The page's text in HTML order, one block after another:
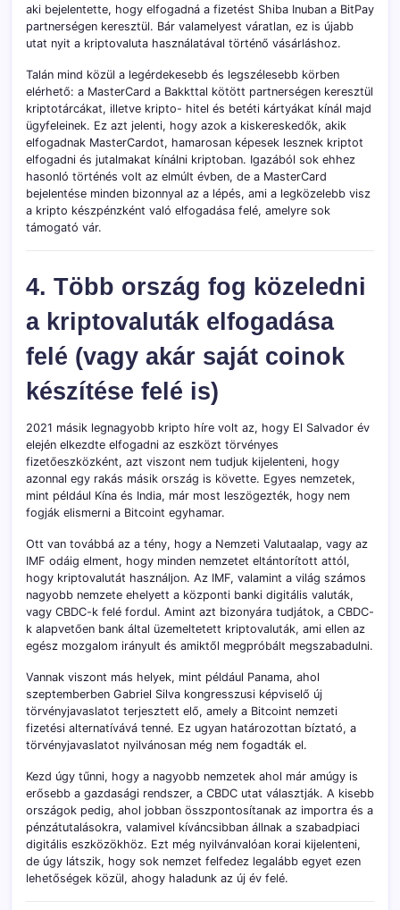
aki bejelentette, hogy elfogadná a fizetést Shiba Inuban a BitPay
partnerségen keresztül. Bár valamelyest váratlan, ez is újabb
utat nyit a kriptovaluta használatával történő vásárláshoz.
Talán mind közül a legérdekesebb és legszélesebb körben
elérhető: a MasterCard a Bakkttal kötött partnerségen keresztül
kriptotárcákat, illetve kripto- hitel és betéti kártyákat kínál majd
ügyfeleinek. Ez azt jelenti, hogy azok a kiskereskedők, akik
elfogadnak MasterCardot, hamarosan képesek lesznek kriptot
elfogadni és jutalmakat kínálni kriptoban. Igazából sok ehhez
hasonló történés volt az elmúlt évben, de a MasterCard
bejelentése minden bizonnyal az a lépés, ami a legközelebb visz
a kripto készpénzként való elfogadása felé, amelyre sok
támogató vár.
4. Több ország fog közeledni
a kriptovaluták elfogadása
felé (vagy akár saját coinok
készítése felé is)
2021 másik legnagyobb kripto híre volt az, hogy El Salvador év
elején elkezdte elfogadni az eszközt törvényes
fizetőeszközként, azt viszont nem tudjuk kijelenteni, hogy
azonnal egy rakás másik ország is követte. Egyes nemzetek,
mint például Kína és India, már most leszögezték, hogy nem
fogják elismerni a Bitcoint egyhamar.
Ott van továbbá az a tény, hogy a Nemzeti Valutaalap, vagy az
IMF odáig elment, hogy minden nemzetet eltántorított attól,
hogy kriptovalutát használjon. Az IMF, valamint a világ számos
nagyobb nemzete ehelyett a központi banki digitális valuták,
vagy CBDC-k felé fordul. Amint azt bizonyára tudjátok, a CBDC-
k alapvetően bank által üzemeltetett kriptovaluták, ami ellen az
egész mozgalom irányult és amiktől megpróbált megszabadulni.
Vannak viszont más helyek, mint például Panama, ahol
szeptemberben Gabriel Silva kongresszusi képviselő új
törvényjavaslatot terjesztett elő, amely a Bitcoint nemzeti
fizetési alternatívává tenné. Ez ugyan határozottan bíztató, a
törvényjavaslatot nyilvánosan még nem fogadták el.
Kezd úgy tűnni, hogy a nagyobb nemzetek ahol már amúgy is
erősebb a gazdasági rendszer, a CBDC utat választják. A kisebb
országok pedig, ahol jobban összpontosítanak az importra és a
pénzátutalásokra, valamivel kíváncsibban állnak a szabadpiaci
digitális eszközökhöz. Ezt még nyilvánvalóan korai kijelenteni,
de úgy látszik, hogy sok nemzet felfedez legalább egyet ezen
lehetőségek közül, ahogy haladunk az új év felé.